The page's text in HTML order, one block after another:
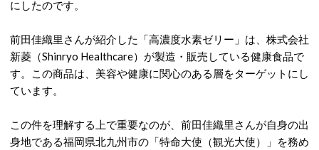
にしたのです。
前田佳織里さんが紹介した「高濃度水素ゼリー」は、株式会社
新菱（Shinryo Healthcare）が製造・販売している健康食品で
す。
この商品は、美容や健康に関心のある層をターゲットにし
ています。
この件を理解する上で重要なのが、前田佳織里さんが自身の出
身地である福岡県北九州市の「特命大使（観光大使）」を務め